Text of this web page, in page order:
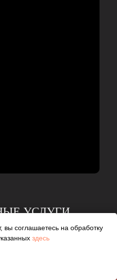
УСЛУГИ
вы соглашаетесь на обработку
здесь